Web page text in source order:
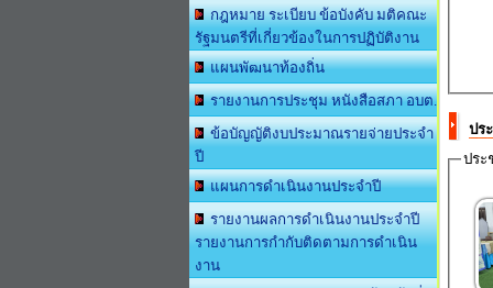
กฎหมาย ระเบียบ ข้อบังคับ มติคณะ
รัฐมนตรีที่เกี่ยวข้องในการปฏิบัติงาน
แผนพัฒนาท้องถิ่น
รายงานการประชุม หนังสือสภา อบต.
ข้อบัญญัติงบประมาณรายจ่ายประจำ
ปี
แผนการดำเนินงานประจำปี
รายงานผลการดำเนินงานประจำปี
รายงานการกำกับติดตามการดำเนิน
งาน
ปร
ประ